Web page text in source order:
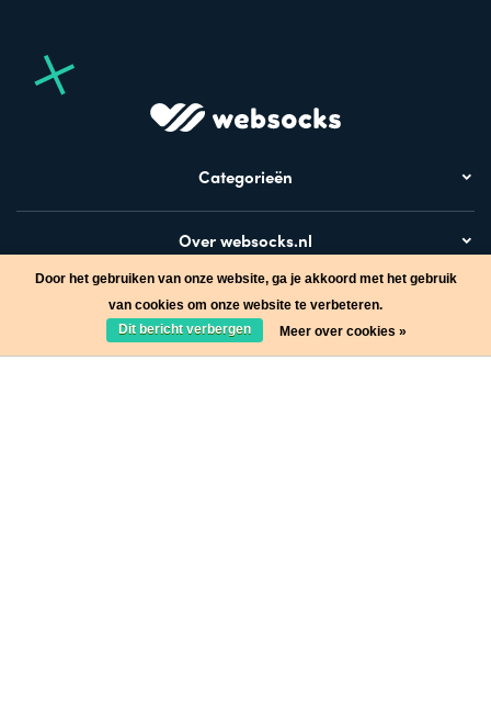
Categorieën
Over websocks.nl
Bezoek ook
Door het gebruiken van onze website, ga je akkoord met het gebruik
van cookies om onze website te verbeteren.
Dit bericht verbergen
Meer over cookies »